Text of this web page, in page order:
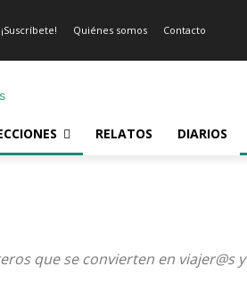
Quiénes somos Contacto
RELATOS DIARIOS
que se convierten en viajer@s